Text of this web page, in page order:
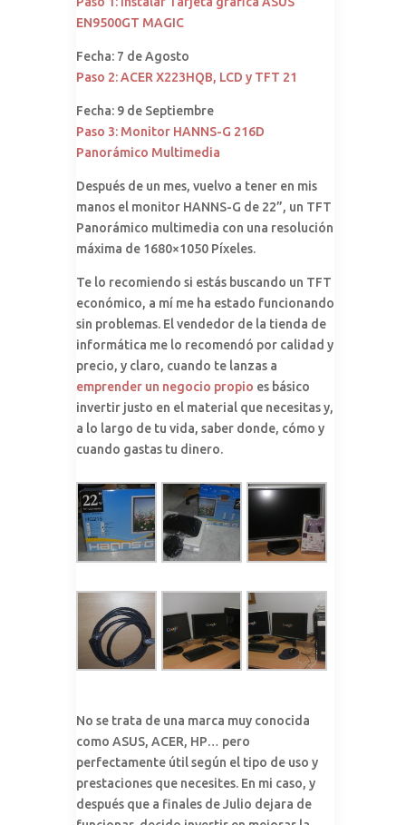
EN9500GT MAGIC
Fecha: 7 de Agosto
Paso 2: ACER X223HQB, LCD y TFT 21
Fecha: 9 de Septiembre
Paso 3: Monitor HANNS-G 216D
Panorámico Multimedia
Después de un mes, vuelvo a tener en mis
manos el monitor HANNS-G de 22”, un TFT
Panorámico multimedia con una resolución
máxima de 1680×1050 Píxeles.
Te lo recomiendo si estás buscando un TFT
económico, a mí me ha estado funcionando
sin problemas. El vendedor de la tienda de
informática me lo recomendó por calidad y
precio, y claro, cuando te lanzas a
emprender un negocio propio es básico
invertir justo en el material que necesitas y,
a lo largo de tu vida, saber donde, cómo y
cuando gastas tu dinero.
No se trata de una marca muy conocida
como ASUS, ACER, HP… pero
perfectamente útil según el tipo de uso y
prestaciones que necesites. En mi caso, y
después que a finales de Julio dejara de